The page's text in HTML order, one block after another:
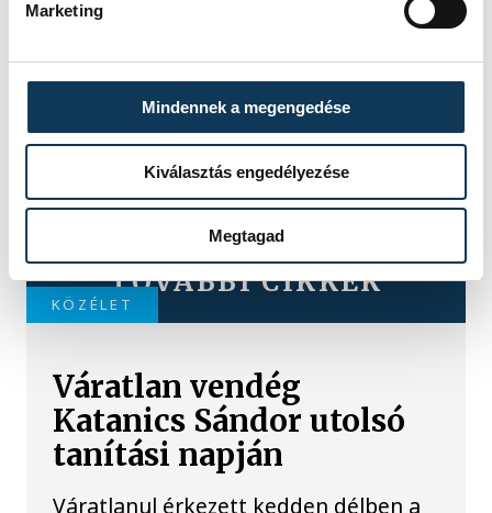
Marketing
Mindennek a megengedése
Kiválasztás engedélyezése
Megtagad
TOVÁBBI CIKKEK
KÖZÉLET
Váratlan vendég
Katanics Sándor utolsó
tanítási napján
Váratlanul érkezett kedden délben a